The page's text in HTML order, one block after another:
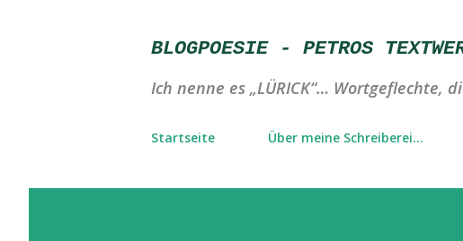
BLOGPOESIE - PETROS
Ich nenne es „LÜRICK“… Wortgeflechte,
Startseite Über meine Schreiberei...